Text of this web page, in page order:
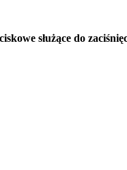
służące do